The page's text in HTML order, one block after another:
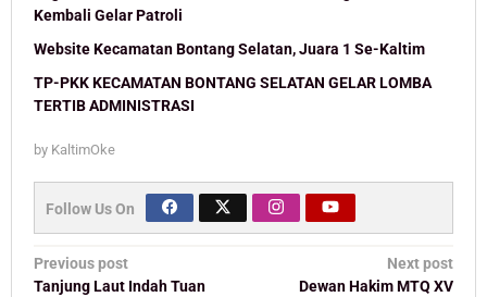
Kembali Gelar Patroli
Website Kecamatan Bontang Selatan, Juara 1 Se-Kaltim
TP-PKK KECAMATAN BONTANG SELATAN GELAR LOMBA
TERTIB ADMINISTRASI
by KaltimOke
Follow Us On
Post
Previous post
Tanjung Laut Indah Tuan
Next post
Dewan Hakim MTQ XV